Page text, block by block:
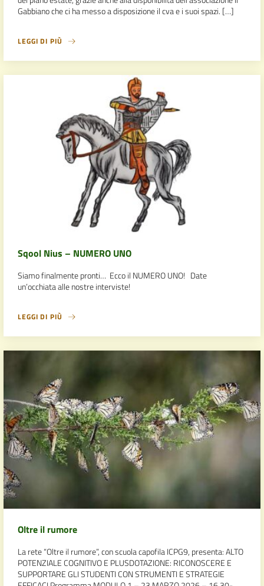
Gabbiano che ci ha messo a disposizione il cva e i suoi spazi. […]
LEGGI DI PIÙ
Sqool Nius – NUMERO UNO
Siamo finalmente pronti… Ecco il NUMERO UNO! Date
un’occhiata alle nostre interviste!
LEGGI DI PIÙ
Oltre il rumore
La rete “Oltre il rumore”, con scuola capofila ICPG9, presenta: ALTO
POTENZIALE COGNITIVO E PLUSDOTAZIONE: RICONOSCERE E
SUPPORTARE GLI STUDENTI CON STRUMENTI E STRATEGIE